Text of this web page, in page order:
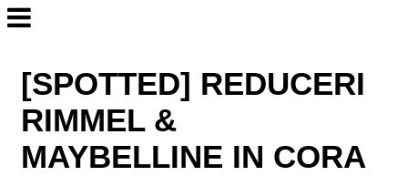
[SPOTTED] REDUCERI
RIMMEL &
MAYBELLINE IN CORA